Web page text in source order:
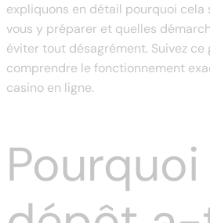
expliquons en détail pourquoi
vous y préparer et quelles
éviter tout désagrément. Suivez
comprendre le fonctionnement
casino en ligne.